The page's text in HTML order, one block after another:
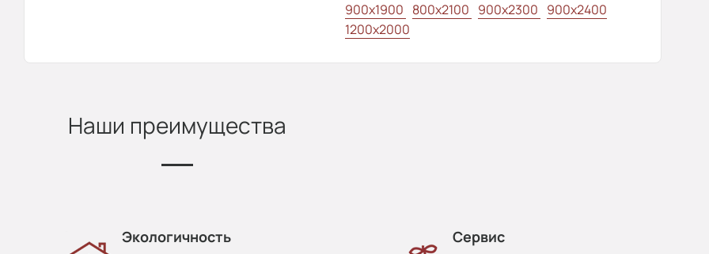
900x1900 800x2100 900x2300 900x2400
1200x2000
Наши преимущества
Экологичность Сервис